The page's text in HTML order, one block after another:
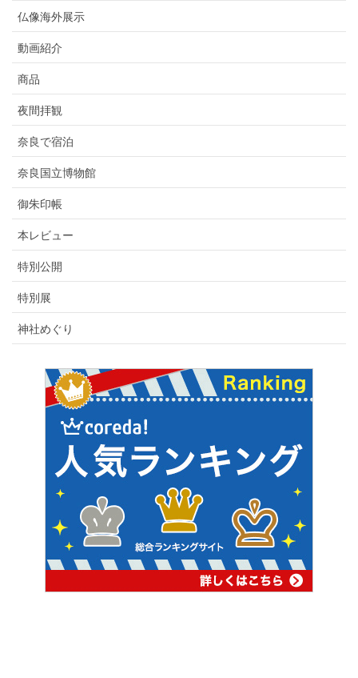
仏像海外展示
動画紹介
商品
夜間拝観
奈良で宿泊
奈良国立博物館
御朱印帳
本レビュー
特別公開
特別展
神社めぐり